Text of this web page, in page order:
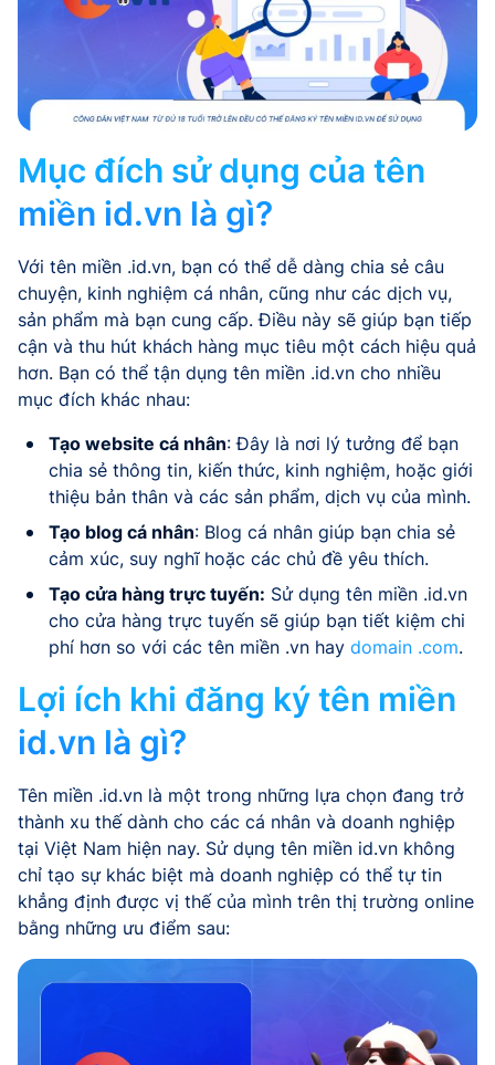
Mục đích sử dụng của tên
miền id.vn là gì?
Với tên miền .id.vn, bạn có thể dễ dàng chia sẻ câu
chuyện, kinh nghiệm cá nhân, cũng như các dịch vụ,
sản phẩm mà bạn cung cấp. Điều này sẽ giúp bạn tiếp
cận và thu hút khách hàng mục tiêu một cách hiệu quả
hơn. Bạn có thể tận dụng tên miền .id.vn cho nhiều
mục đích khác nhau:
Tạo website cá nhân: Đây là nơi lý tưởng để bạn
chia sẻ thông tin, kiến thức, kinh nghiệm, hoặc giới
thiệu bản thân và các sản phẩm, dịch vụ của mình.
Tạo blog cá nhân: Blog cá nhân giúp bạn chia sẻ
cảm xúc, suy nghĩ hoặc các chủ đề yêu thích.
Tạo cửa hàng trực tuyến: Sử dụng tên miền .id.vn
cho cửa hàng trực tuyến sẽ giúp bạn tiết kiệm chi
phí hơn so với các tên miền .vn hay domain .com.
Lợi ích khi đăng ký tên miền
id.vn là gì?
Tên miền .id.vn là một trong những lựa chọn đang trở
thành xu thế dành cho các cá nhân và doanh nghiệp
tại Việt Nam hiện nay. Sử dụng tên miền id.vn không
chỉ tạo sự khác biệt mà doanh nghiệp có thể tự tin
khẳng định được vị thế của mình trên thị trường online
bằng những ưu điểm sau: